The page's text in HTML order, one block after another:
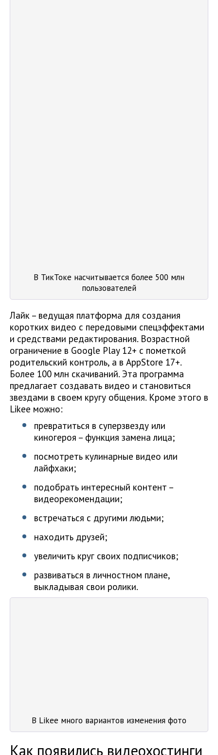
В ТикТоке насчитывается более 500 млн
пользователей
Лайк – ведущая платформа для создания
коротких видео с передовыми спецэффектами
и средствами редактирования. Возрастной
ограничение в Google Play 12+ с пометкой
родительский контроль, а в AppStore 17+.
Более 100 млн скачиваний. Эта программа
предлагает создавать видео и становиться
звездами в своем кругу общения. Кроме этого в
Likee можно:
превратиться в суперзвезду или
киногероя – функция замена лица;
посмотреть кулинарные видео или
лайфхаки;
подобрать интересный контент –
видеорекомендации;
встречаться с другими людьми;
находить друзей;
увеличить круг своих подписчиков;
развиваться в личностном плане,
выкладывая свои ролики.
В Likee много вариантов изменения фото
Как появились видеохостинги